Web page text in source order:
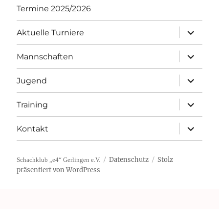
Termine 2025/2026
Aktuelle Turniere
öffnen
Mannschaften
öffnen
Jugend
öffnen
Training
öffnen
Kontakt
öffnen
Schachklub „e4“ Gerlingen e.V. Datenschutz
Stolz
präsentiert von WordPress